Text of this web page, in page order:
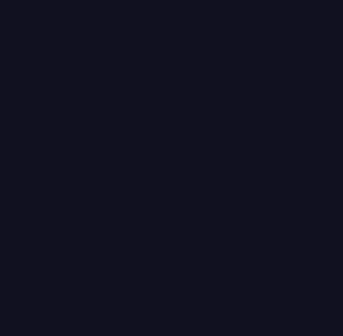
al máximo
evitar
con print statements?
líneas de código que muestran en pantalla